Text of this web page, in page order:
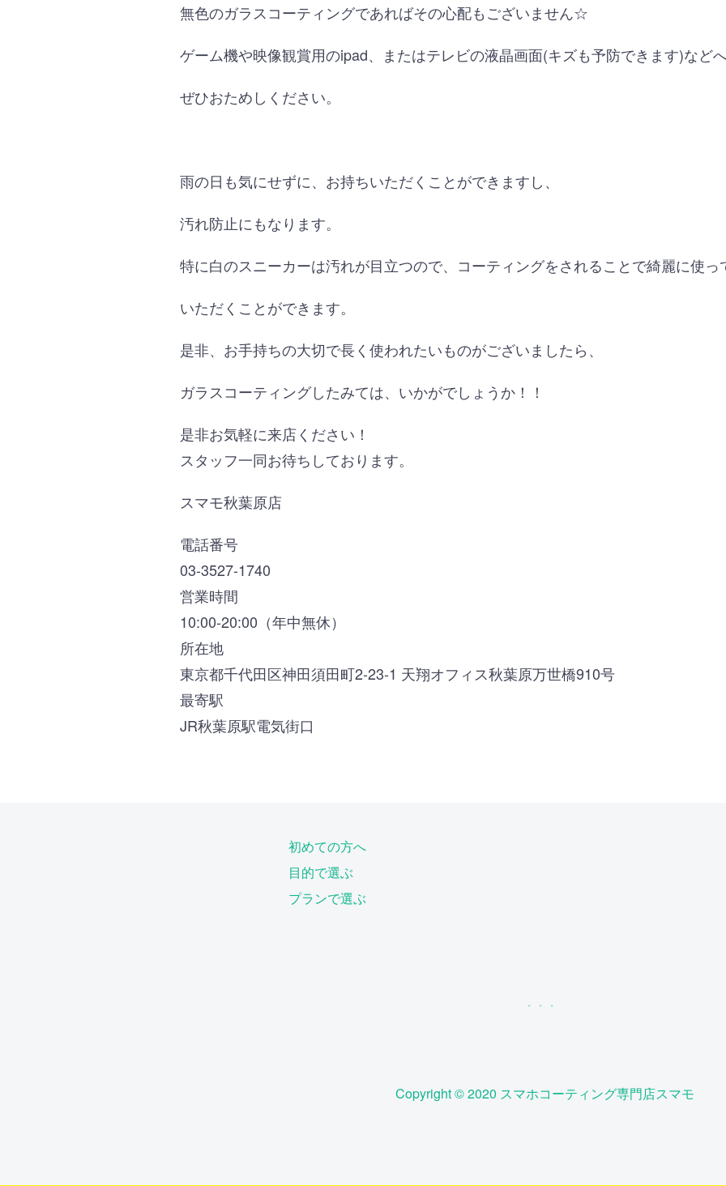
無色のガラスコーティングであればその心配もございません☆
ゲーム機や映像観賞用のipad、またはテレビの液晶画面(キズも予防できます)など
ぜひおためしください。
雨の日も気にせずに、お持ちいただくことができますし、
汚れ防止にもなります。
特に白のスニーカーは汚れが目立つので、コーティングをされることで綺麗に使っ
いただくことができます。
是非、お手持ちの大切で長く使われたいものがございましたら、
ガラスコーティングしたみては、いかがでしょうか！！
是非お気軽に来店ください！
スタッフ一同お待ちしております。
スマモ秋葉原店
電話番号
03-3527-1740
営業時間
10:00-20:00（年中無休）
所在地
東京都千代田区神田須田町2-23-1 天翔オフィス秋葉原万世橋910号
最寄駅
JR秋葉原駅電気街口
初めての方へ
目的で選ぶ
プランで選ぶ
Copyright © 2020 スマホコーティング専門店スマモ